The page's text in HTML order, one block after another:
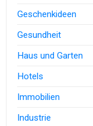
Geschenkideen
Gesundheit
Haus und Garten
Hotels
Immobilien
Industrie